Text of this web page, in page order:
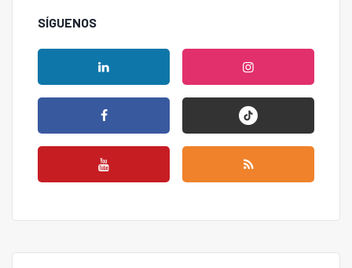
SÍGUENOS